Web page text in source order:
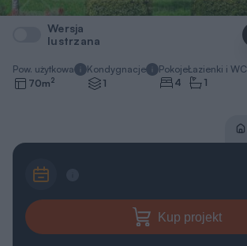
Wersja
lustrzana
Pow. użytkowa
70m2
Kondygnacje
1
Pokoje
4
Łazienki i WC
1
Kup projekt